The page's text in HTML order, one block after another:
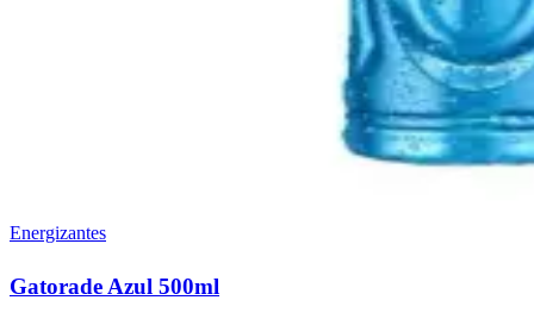
Energizantes
Gatorade Azul 500ml